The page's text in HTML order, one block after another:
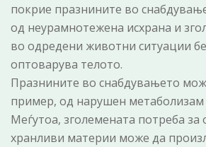
покрие празнините во
од неурамнотежена исхрана и
во одредени животни ситуации
оптоварува телото.
Празнините во снабдувањето
пример, од нарушен
Меѓутоа, зголемената потреба за
хранливи материи може да